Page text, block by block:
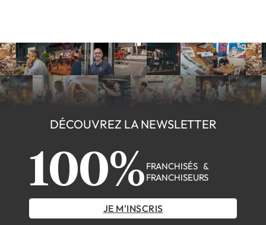
DÉCOUVREZ LA NEWSLETTER
100% FRANCHISÉS &
FRANCHISEURS
JE M'INSCRIS